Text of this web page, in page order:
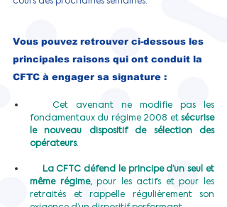
Vous pouvez retrouver ci-dessous les
principales raisons qui ont conduit la
CFTC à engager sa signature :
Cet avenant ne modifie pas les
fondamentaux du régime 2008 et sécurise
le nouveau dispositif de sélection des
opérateurs.
La CFTC défend le principe d’un seul et
même régime, pour les actifs et pour les
retraités et rappelle régulièrement son